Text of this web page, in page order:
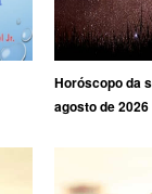
Horóscopo da
agosto de 2026